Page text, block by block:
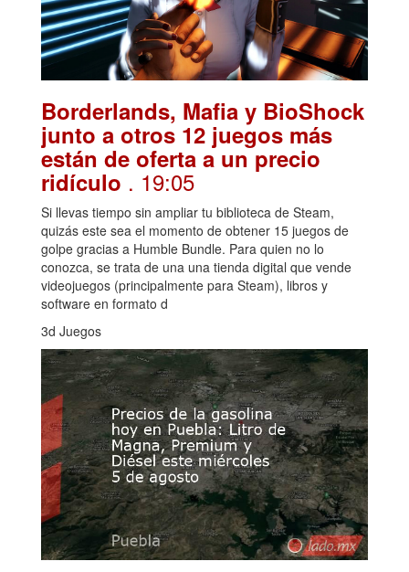
Borderlands, Mafia y BioShock
junto a otros 12 juegos más
están de oferta a un precio
ridículo . 19:05
Si llevas tiempo sin ampliar tu biblioteca de Steam,
quizás este sea el momento de obtener 15 juegos de
golpe gracias a Humble Bundle. Para quien no lo
conozca, se trata de una una tienda digital que vende
videojuegos (principalmente para Steam), libros y
software en formato d
3d Juegos